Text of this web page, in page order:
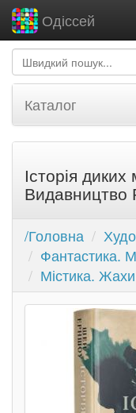
Одіссей
Каталог
Історія
/Головна
Фантастика.
Містика. Жахи